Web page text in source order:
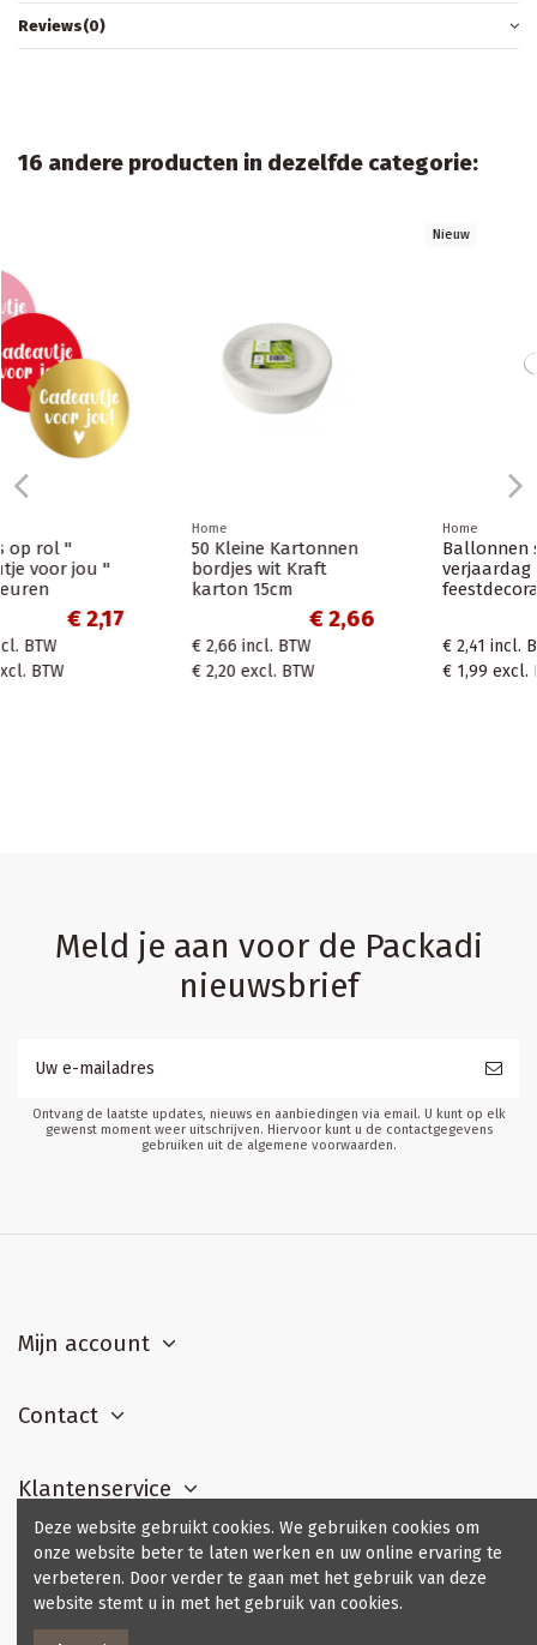
Reviews(0)
16 andere producten in dezelfde categorie:
Ballonnen set bierpul
verjaardag – 5 stuks –
feestdecoratie Cheers
excl. BTW
Set wegwerpservies -
50 kartonnen borden,
bekers, houten
bestek en servetten
32x32 cm
€ 13,31
Meld je aan voor de Packadi
nieuwsbrief
Ontvang de laatste updates, nieuws en aanbiedingen via email. U kunt op elk
gewenst moment weer uitschrijven. Hiervoor kunt u de contactgegevens
gebruiken uit de algemene voorwaarden.
Mijn account
Contact
Klantenservice
Contact us
Deze website gebruikt cookies. We gebruiken cookies om
onze website beter te laten werken en uw online ervaring te
verbeteren. Door verder te gaan met het gebruik van deze
website stemt u in met het gebruik van cookies.